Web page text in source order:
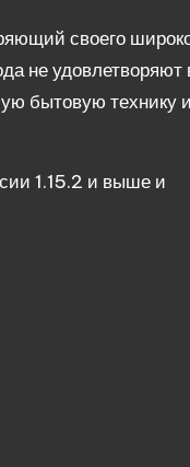
своего
не
бытовую технику и
1.15.2 и выше и